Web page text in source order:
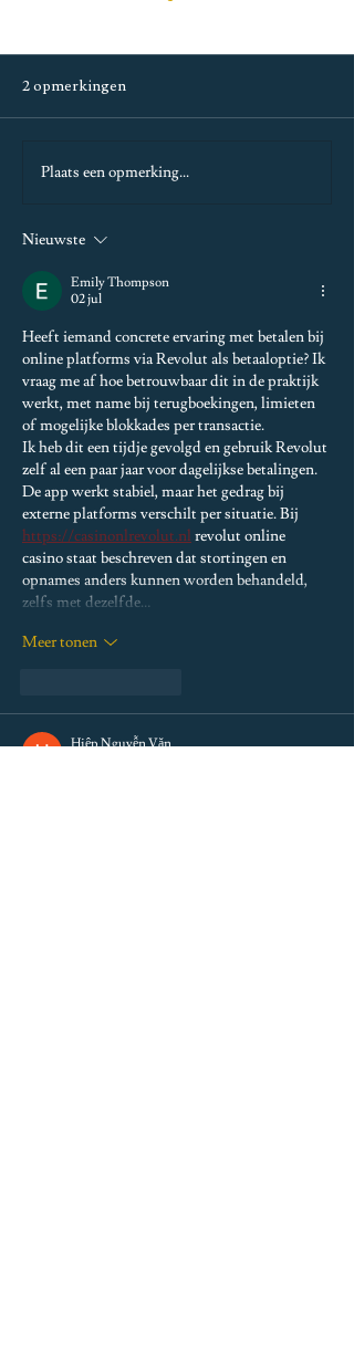
Filmtrailer 'Buiten is het
2 opmerkingen
Plaats een opmerking...
Nieuwste
Emily Thompson
02 jul
Heeft iemand concrete ervaring met betalen bij
online platforms via Revolut als betaaloptie? Ik
vraag me af hoe betrouwbaar dit in de praktijk
werkt, met name bij terugboekingen, limieten
of mogelijke blokkades per transactie.
Ik heb dit een tijdje gevolgd en gebruik Revolut
zelf al een paar jaar voor dagelijkse betalingen.
De app werkt stabiel, maar het gedrag bij
externe platforms verschilt per situatie. Bij
https://casinonlrevolut.nl revolut online
casino staat beschreven dat stortingen en
opnames anders kunnen worden behandeld,
zelfs met dezelfde…
Meer tonen
Hiệp Nguyễn Văn